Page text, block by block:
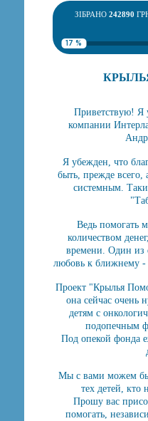
ЗІБРАНО242890
17 %
Приветствую! Я
компании
Я убежден, что
быть, прежде всего,
системным.
Ведь помогать
количеством
времени. Один из
любовь к ближнему -
Проект "Крылья
она сейчас
детям с
подопечным
Под опекой фонда
Мы с вами можем
тех детей, кто
Прошу вас
помогать,